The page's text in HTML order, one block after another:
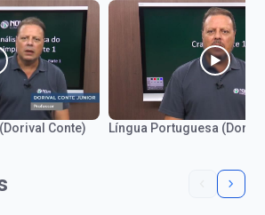
Conte) Língua Portuguesa